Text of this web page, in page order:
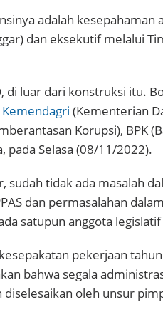
adalah kesepahaman
dan eksekutif melalui
di luar dari konstruksi itu.
Kemendagri (Kementerian
Korupsi), BPK
pada Selasa (08/11/2022).
sudah tidak ada masalah
dan permasalahan
satupun anggota
pekerjaan
bahwa segala
oleh unsur